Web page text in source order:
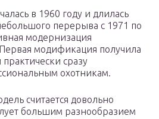
в 1960 году и длилась
перерыва с 1971 по
модернизация
модификация получила
сразу
охотникам.
считается довольно
большим разнообразием